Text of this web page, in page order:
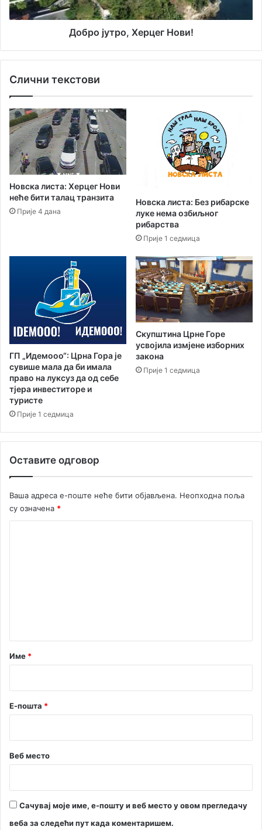
а
с
к
д
н
е
г
п
е
7
т
р
р
г
Н
о
в
Добро јутро, Херцег Нови!
Слични текстови
Новска листа: Херцег Нови
неће бити талац транзита
Прије 4 дана
Новска листа: Без рибарске
луке нема озбиљног
рибарства
Прије 1 седмица
ГП „Идемооо“: Црна Гора је
сувише мала да би имала
право на луксуз да од себе
тјера инвеститоре и
туристе
Прије 1 седмица
Скупштина Црне Горе
усвојила измјене изборних
закона
Прије 1 седмица
Оставите одговор
Ваша адреса е-поште неће бити објављена. Неопходна поља
су означена *
р
Име *
Е-пошта *
Веб место
Сачувај моје име, е-пошту и веб место у овом прегледачу
веба за следећи пут када коментаришем.